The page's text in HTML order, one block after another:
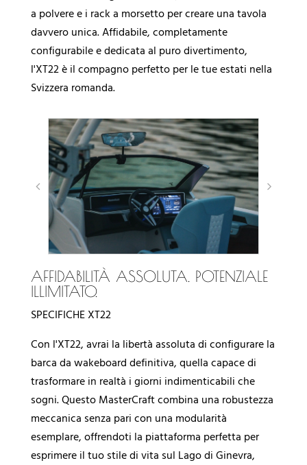
a polvere e i rack a morsetto per creare una tavola
davvero unica. Affidabile, completamente
configurabile e dedicata al puro divertimento,
l'XT22 è il compagno perfetto per le tue estati nella
Svizzera romanda.
AFFIDABILITÀ ASSOLUTA. POTENZIALE
ILLIMITATO.
SPECIFICHE XT22
Con l'XT22, avrai la libertà assoluta di configurare la
barca da wakeboard definitiva, quella capace di
trasformare in realtà i giorni indimenticabili che
sogni. Questo MasterCraft combina una robustezza
meccanica senza pari con una modularità
esemplare, offrendoti la piattaforma perfetta per
esprimere il tuo stile di vita sul Lago di Ginevra,